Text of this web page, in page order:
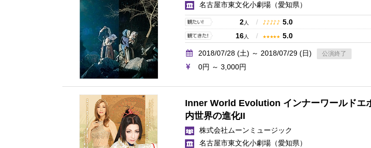
名古屋市東文化小劇場 （愛知県）
2人 / ♪ ♪ ♪ ♪ ♪
5.0
16人 / ★ ★ ★ ★ ★ 5.0
2018/07/28 (土) ～ 2018/07/29 (日) 公演終了
0円 ～ 3,000円
Inner World Evolution インナーワールドエ
内世界の進化II
株式会社ムーンミュージック
名古屋市東文化小劇場 （愛知県）